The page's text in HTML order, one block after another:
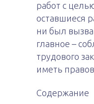
работ с
оставшиеся
ни был
главное –
трудового
иметь
Содержание